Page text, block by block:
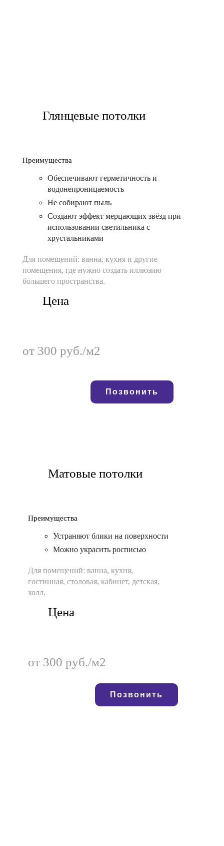
Глянцевые потолки
Преимущества
Обеспечивают герметичность и
водонепроницаемость
Не собирают пыль
Создают эффект мерцающих звёзд при
использовании светильника с
хрустальниками
Для помещений: ванна, кухня и другие
помещения, где нужно создать иллюзию
большего пространства.
Цена
от 300 руб./м2
Позвонить
Матовые потолки
Преимущества
Устраняют блики на поверхности
Можно украсить росписью
Для помещений: ванна, кухня,
гостинная, столовая, кабинет, детская,
холл.
Цена
от 300 руб./м2
Позвонить